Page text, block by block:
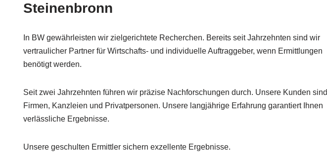
Steinenbronn
In BW gewährleisten wir zielgerichtete Recherchen. Bereits seit Jahrzehnten sind wir
vertraulicher Partner für Wirtschafts- und individuelle Auftraggeber, wenn Ermittlungen
benötigt werden.
Seit zwei Jahrzehnten führen wir präzise Nachforschungen durch. Unsere Kunden sind
Firmen, Kanzleien und Privatpersonen. Unsere langjährige Erfahrung garantiert Ihnen
verlässliche Ergebnisse.
Unsere geschulten Ermittler sichern exzellente Ergebnisse.